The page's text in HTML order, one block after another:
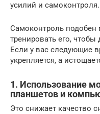
усилий и самоконтроля.
Самоконтроль
тренировать его,
Если у вас следующие
укрепляется, а
1. Использование
планшетов и
Это снижает качество